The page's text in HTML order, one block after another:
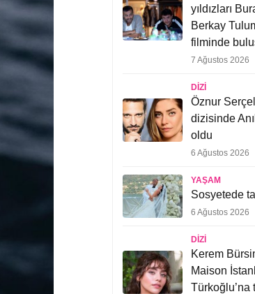
yıldızları
Berkay
filminde
7 Ağustos 2026
DIZI
Öznur
dizisinde
oldu
6 Ağustos 2026
YAŞAM
Sosyetede
6 Ağustos 2026
DIZI
Kerem
Maison
Türkoğlu’na